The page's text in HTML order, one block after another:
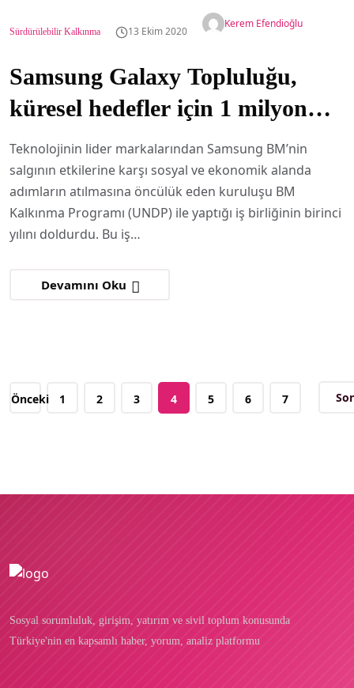
Sürdürülebilir Kalkınma 13 Ekim 2020
Kerem Efendioğlu
Samsung Galaxy Topluluğu,
küresel hedefler için 1 milyon
doların üzerinde kaynak sağladı
Teknolojinin lider markalarından Samsung BM’nin
salgının etkilerine karşı sosyal ve ekonomik alanda
adımların atılmasına öncülük eden kuruluşu BM
Kalkınma Programı (UNDP) ile yaptığı iş birliğinin birinci
yılını doldurdu. Bu iş…
Devamını Oku
Önceki 1 2 3 4 5 6 7
Sosyal sorumluluk, girişim, yatırım ve sivil toplum konusunda
Türkiye'nin en kapsamlı haber, yorum, analiz platformu